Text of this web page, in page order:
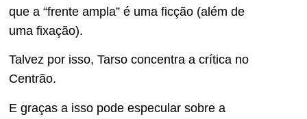
que a “frente ampla” é uma ficção (além de
uma fixação).
Talvez por isso, Tarso concentra a crítica no
Centrão.
E graças a isso pode especular sobre a